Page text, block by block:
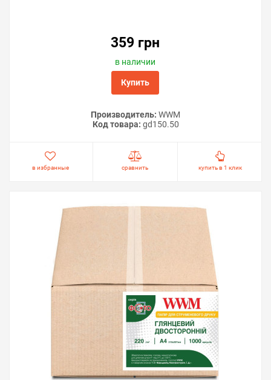
359 грн
в наличии
Купить
Производитель: WWM
Код товара: gd150.50
в избранные сравнить купить в 1 клик